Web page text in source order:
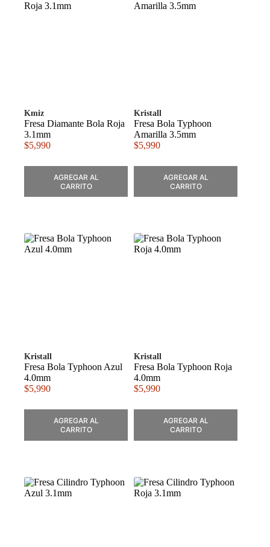
Kmiz
Fresa Diamante Bola Roja
3.1mm
$5,990
AGREGAR AL
CARRITO
Kristall
Fresa Bola Typhoon
Amarilla 3.5mm
$5,990
AGREGAR AL
CARRITO
Kristall
Fresa Bola Typhoon Azul
4.0mm
$5,990
AGREGAR AL
CARRITO
Kristall
Fresa Bola Typhoon Roja
4.0mm
$5,990
AGREGAR AL
CARRITO